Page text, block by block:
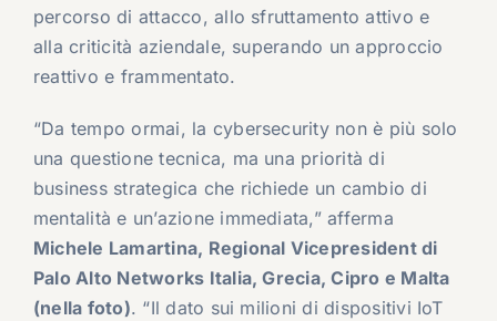
percorso di attacco, allo sfruttamento attivo e
alla criticità aziendale, superando un approccio
reattivo e frammentato.
“Da tempo ormai, la cybersecurity non è più solo
una questione tecnica, ma una priorità di
business strategica che richiede un cambio di
mentalità e un’azione immediata,” afferma
Michele Lamartina, Regional Vicepresident di
Palo Alto Networks Italia, Grecia, Cipro e Malta
(nella foto). “Il dato sui milioni di dispositivi IoT